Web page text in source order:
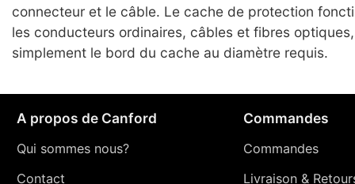
connecteur et le câble. Le cache de protection
les conducteurs ordinaires, câbles et fibres
simplement le bord du cache au diamètre requis.
A propos de Canford
Qui sommes nous?
Contact
Commandes
Commandes
Livraison&